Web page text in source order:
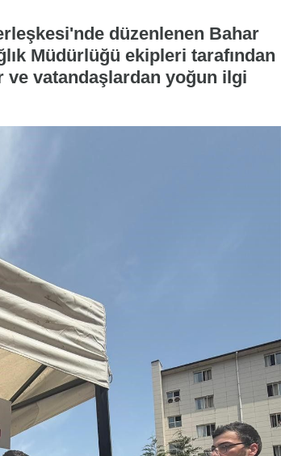
düzenlenen Bahar
Müdürlüğü ekipleri tarafından
ve vatandaşlardan yoğun ilgi